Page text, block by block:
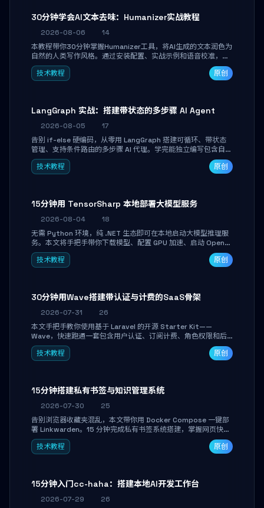
30分钟学会AI文本去味：Humanizer实战教程
2026-08-06
14
本教程带你30分钟掌握Humanizer工具，将AI生成的文本润色为
自然的人类写作风格。通过安装配置、实战示例和语音校准，让
你的内容告别AI痕迹，匹配个人写作习惯，适合内容创作者和技
术博主。
技术教程 原创
LangGraph 实战：搭建带状态的多步骤 AI Agent
2026-08-05
17
告别 if-else 硬编码，从零用 LangGraph 搭建可循环、带状态
管理、支持条件路由的多步骤 AI 代理。学完能独立编写包含自动
决策、工具调用和持久化状态的复杂工作流，并避开递归溢出、
状态丢失等常见坑点。
技术教程 原创
15分钟用 TensorSharp 本地部署大模型服务
2026-08-04
18
无需 Python 环境，纯 .NET 生态即可在本地启动大模型推理服
务。本文将手把手带你下载模型、配置 GPU 加速、启动 OpenAI
兼容 API，并在 C# 业务代码中无缝调用。数据不出网，零门槛
搞定本地 LLM 部署。
技术教程 原创
30分钟用Wave搭建带认证与计费的SaaS骨架
2026-07-31
26
本文手把手教你使用基于 Laravel 的开源 Starter Kit——
Wave，快速跑通一套包含用户认证、订阅计费、角色权限和后
台管理的完整 SaaS 骨架。附带 Stripe 测试支付对接与自定义
业务页面开发实战，助你省去重复基建时间，将精力聚焦于核心
技术教程 原创
15分钟搭建私有书签与知识管理系统
2026-07-30
25
告别浏览器收藏夹混乱，本文带你用 Docker Compose 一键部
署 Linkwarden。15 分钟完成私有书签系统搭建，掌握网页快照
归档、高亮批注、分类管理与全文搜索。适合开发者与知识工作
者打造个人知识库，资料统一归档，随时检索。
技术教程 原创
15分钟入门cc-haha：搭建本地AI开发工作台
2026-07-29
26